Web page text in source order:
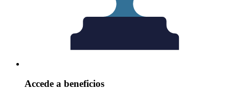
Accede a beneficios